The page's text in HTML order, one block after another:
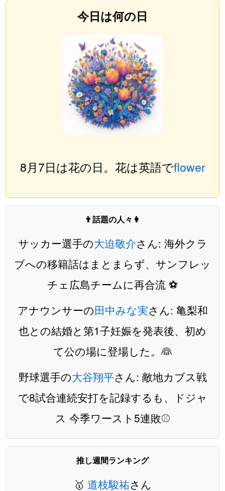
今日は何の日
8月7日は花の日。花は英語でflower
👨話題の人々👩
サッカー選手の大迫敬介さん: 海外クラ
ブへの移籍話はまとまらず、サンフレッ
チェ広島チームに再合流 ⚽️
アナウンサーの田中みな実さん: 亀梨和
也との結婚と第1子妊娠を発表後、初め
て公の場に登場した。👰
野球選手の大谷翔平さん: 敵地カブス戦
で8試合連続安打を記録するも、ドジャ
ス 今季ワースト5連敗⚾️
推し週間ランキング
🥇 道枝駿祐さん